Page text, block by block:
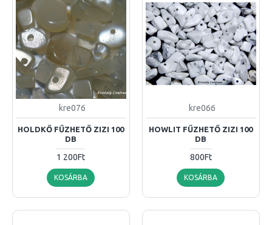
kre076
HOLDKŐ FŰZHETŐ ZIZI 100
DB
1 200Ft
KOSÁRBA
kre066
HOWLIT FŰZHETŐ ZIZI 100
DB
800Ft
KOSÁRBA